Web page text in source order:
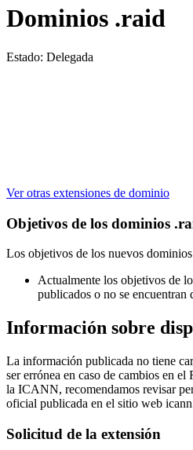
Dominios .raid
Estado: Delegada
Ver otras extensiones de dominio
Objetivos de los dominios
Los objetivos de los nuevos
Actualmente los objetivos de
publicados o no se encuentran
Información sobre
La información publicada no tiene
ser errónea en caso de cambios en
la ICANN, recomendamos revisar
oficial publicada en el sitio web
Solicitud de la extensión